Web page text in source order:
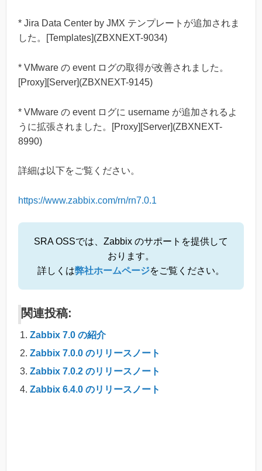
* Jira Data Center by JMX テンプレートが追加されま
した。[Templates](ZBXNEXT-9034)
* VMware の event ログの取得が改善されました。
[Proxy][Server](ZBXNEXT-9145)
* VMware の event ログに username が追加されるよ
うに拡張されました。[Proxy][Server](ZBXNEXT-
8990)
詳細は以下をご覧ください。
https://www.zabbix.com/rn/rn7.0.1
SRA OSSでは、Zabbix のサポートを提供して
おります。
詳しくは弊社ホームページをご覧ください。
関連投稿:
Zabbix 7.0 の紹介
Zabbix 7.0.0 のリリースノート
Zabbix 7.0.2 のリリースノート
Zabbix 6.4.0 のリリースノート